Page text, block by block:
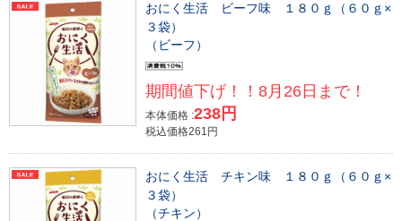
おにく生活 ビーフ味 １８０ｇ（６０ｇ×
３袋）
（ビーフ）
期間値下げ！！8月26日まで！
本体価格 :238円
税込価格261円
おにく生活 チキン味 １８０ｇ（６０ｇ×
３袋）
（チキン）